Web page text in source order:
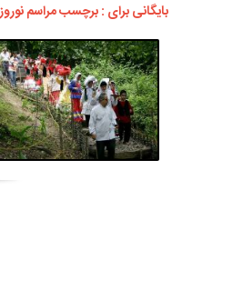
بایگانی برای : برچسب مراسم نوروز